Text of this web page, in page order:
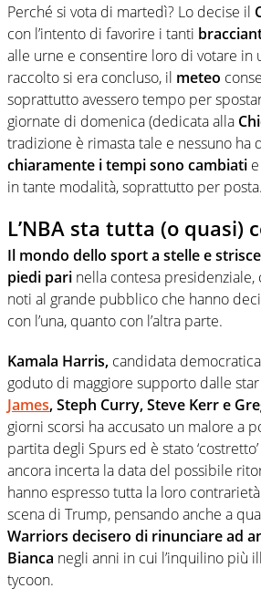
Perché si vota di martedì? Lo decise il
con l’intento di favorire i tanti
alle urne e consentire loro di votare in
raccolto si era concluso, il meteo
soprattutto avessero tempo per
giornate di domenica (dedicata alla
tradizione è rimasta tale e nessuno ha
chiaramente i tempi sono cambiati
in tante modalità, soprattutto per posta.
L’NBA sta tutta (o quasi)
Il mondo dello sport a stelle e strisce
piedi pari nella contesa
noti al grande pubblico che hanno
con l’una, quanto con l’altra parte.
Kamala Harris, candidata
goduto di maggiore supporto dalle
James, Steph Curry, Steve Kerr e
giorni scorsi ha accusato un malore a
partita degli Spurs ed è stato
ancora incerta la data del possibile
hanno espresso tutta la loro
scena di Trump, pensando anche a
Warriors decisero di rinunciare ad
Bianca negli anni in cui l’inquilino più
tycoon.